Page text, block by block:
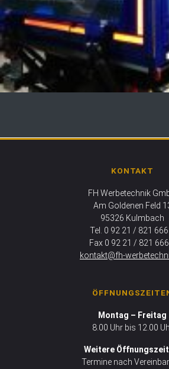
KONTAKT
FH Werbetechnik
Am Goldenen Feld
95326 Kulmbach
Tel. 0 92 21 / 821
Fax 0 92 21 / 821
kontakt@fh-
Montag – Freitag
8.00 Uhr bis 12.00
Weitere
Termine nach